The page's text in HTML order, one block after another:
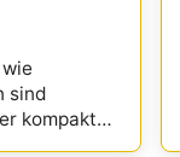
sind
kompakter